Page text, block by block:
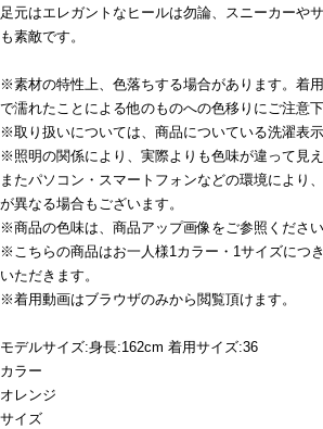
足元はエレガントなヒールは勿論、スニーカーや
も素敵です。
※素材の特性上、色落ちする場合があります。着
で濡れたことによる他のものへの色移りにご注意下
※取り扱いについては、商品についている洗濯表示
※照明の関係により、実際よりも色味が違って見
またパソコン・スマートフォンなどの環境により
が異なる場合もございます。
※商品の色味は、商品アップ画像をご参照ください
※こちらの商品はお一人様1カラー・1サイズにつ
いただきます。
※着用動画はブラウザのみから閲覧頂けます。
モデルサイズ:身長:162cm 着用サイズ:36
カラー
オレンジ
サイズ